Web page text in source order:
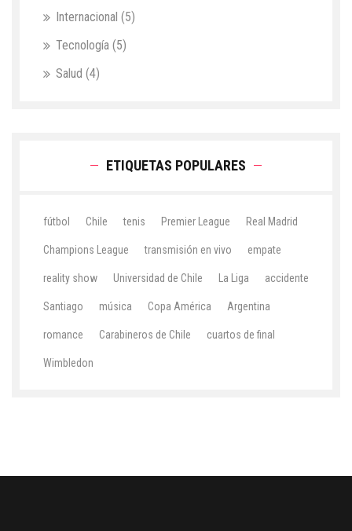
Internacional (5)
Tecnología (5)
Salud (4)
ETIQUETAS POPULARES
fútbol Chile tenis Premier League Real Madrid
Champions League transmisión en vivo empate
reality show Universidad de Chile La Liga accidente
Santiago música Copa América Argentina
romance Carabineros de Chile cuartos de final
Wimbledon